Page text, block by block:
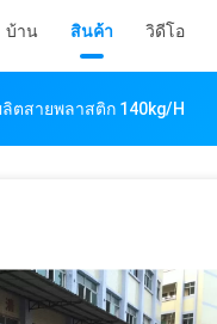
บ้าน สินค้า วิดีโอ
ลิตสายพลาสติก 140kg/h